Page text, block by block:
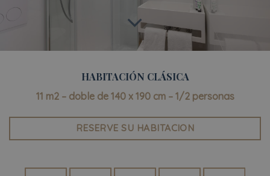
HABITACIÓN CLÁSICA
11 m2 – doble de 140 x 190 cm – 1/2 personas
RESERVE SU HABITACION